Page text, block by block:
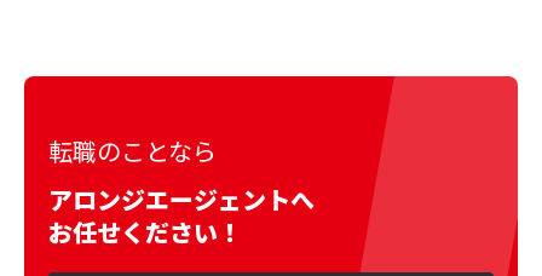
転職のことなら
アロンジエージェントへ
お任せください！